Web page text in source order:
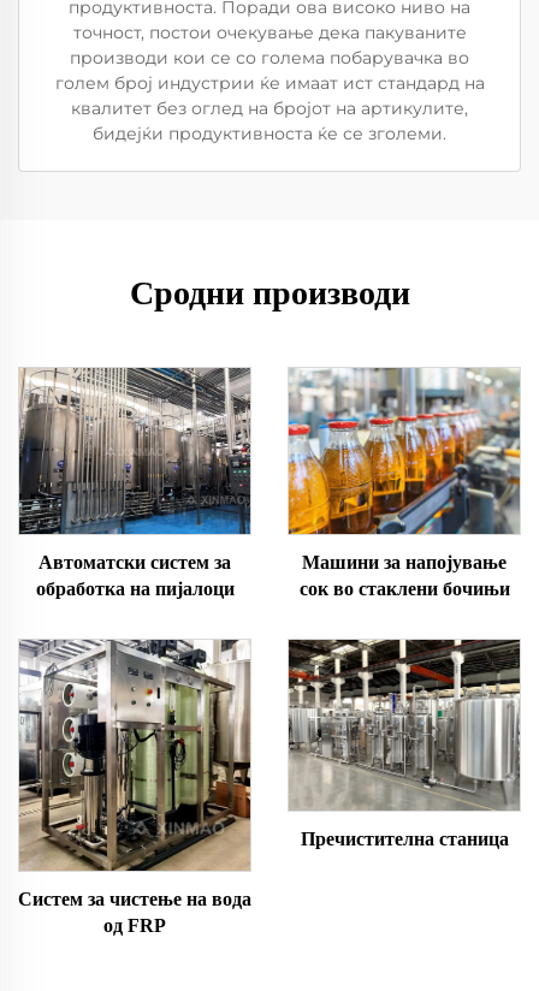
продуктивноста. Поради ова високо ниво на
точност, постои очекување дека пакуваните
производи кои се со голема побарувачка во
голем број индустрии ќе имаат ист стандард на
квалитет без оглед на бројот на артикулите,
бидејќи продуктивноста ќе се зголеми.
Сродни производи
Автоматски систем за
обработка на пијалоци
Машини за напојување
сок во стаклени бочињи
Систем за чистење на вода
од FRP
Пречистителна станица